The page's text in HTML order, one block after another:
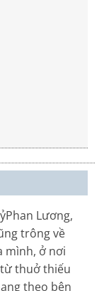
Lương,
trông về
mình, ở nơi
thuở thiếu
theo bên